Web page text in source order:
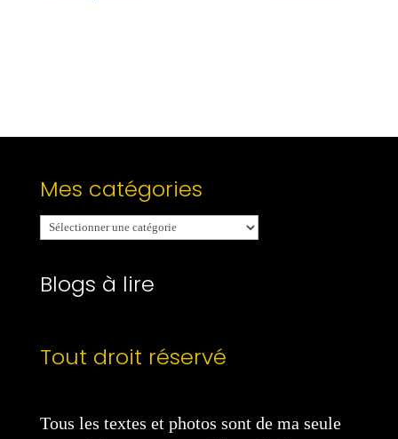
Mes catégories
Mes
catégories
Blogs à lire
Tout droit réservé
Tous les textes et photos sont de ma seule